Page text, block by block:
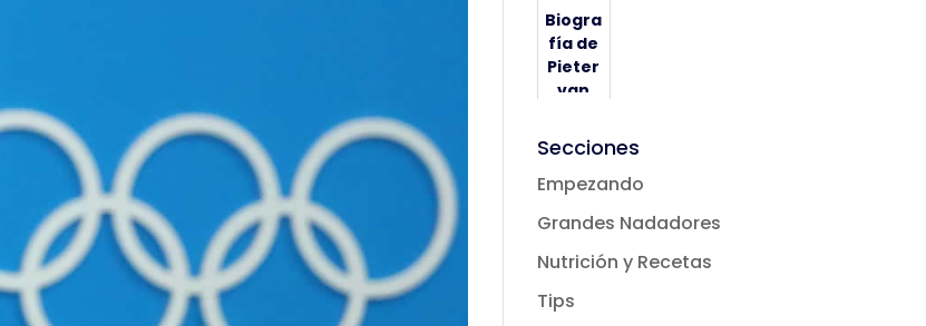
fía y
datos
intere
sante
Biogra
fía de
Pieter
van
Hooge
nband
Secciones
Empezando
Grandes Nadadores
Nutrición y Recetas
Tips